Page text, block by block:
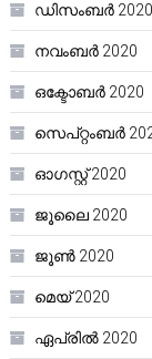
ഡിസംബർ 2020
നവംബർ 2020
ഒക്ടോബർ 2020
സെപ്റ്റംബർ
ഓഗസ്റ്റ്‌ 2020
ജൂലൈ 2020
ജൂൺ 2020
മെയ്‌ 2020
ഏപ്രിൽ 2020